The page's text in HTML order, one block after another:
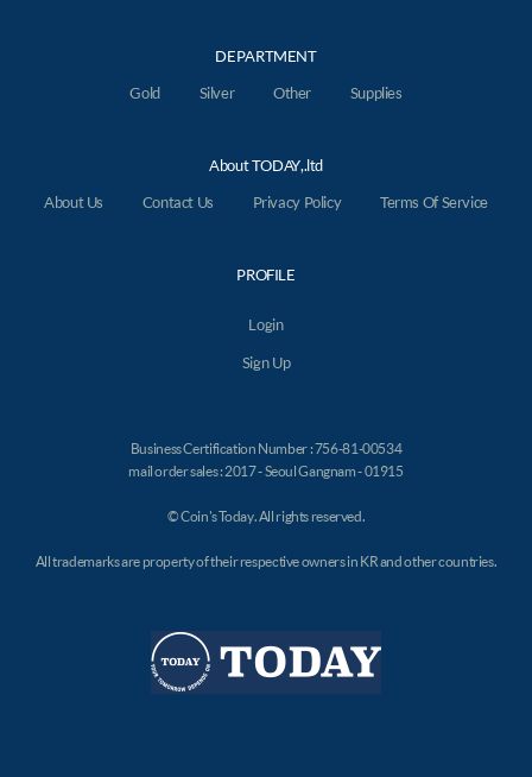
DEPARTMENT
Gold
Silver Other Supplies
About TODAY,.ltd
About Us
Contact Us Privacy Policy Terms Of Service
PROFILE
Login
Sign Up
Business Certification Number : 756-81-00534
mail order sales : 2017 - Seoul Gangnam - 01915
© Coin's Today. All rights reserved.
All trademarks are property of their respective owners in KR and other countries.